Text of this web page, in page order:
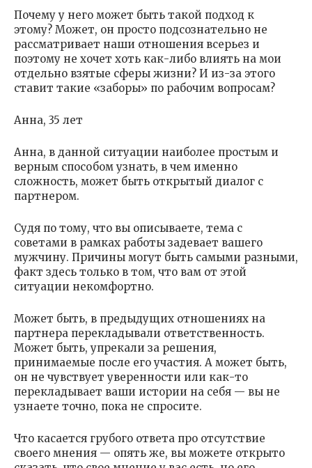
Почему у него может быть такой подход к
этому? Может, он просто подсознательно не
рассматривает наши отношения всерьез и
поэтому не хочет хоть как-либо влиять на мои
отдельно взятые сферы жизни? И из-за этого
ставит такие «заборы» по рабочим вопросам?
Анна, 35 лет
Анна, в данной ситуации наиболее простым и
верным способом узнать, в чем именно
сложность, может быть открытый диалог с
партнером.
Судя по тому, что вы описываете, тема с
советами в рамках работы задевает вашего
мужчину. Причины могут быть самыми разными,
факт здесь только в том, что вам от этой
ситуации некомфортно.
Может быть, в предыдущих отношениях на
партнера перекладывали ответственность.
Может быть, упрекали за решения,
принимаемые после его участия. А может быть,
он не чувствует уверенности или как-то
перекладывает ваши истории на себя — вы не
узнаете точно, пока не спросите.
Что касается грубого ответа про отсутствие
своего мнения — опять же, вы можете открыто